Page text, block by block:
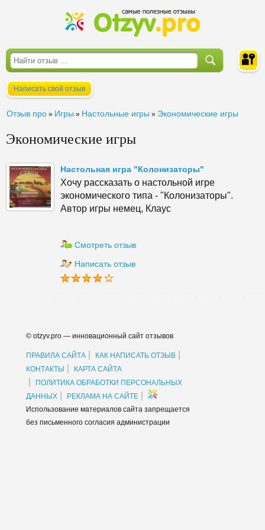
Написать свой отзыв
Отзыв про » Игры » Настольные игры » Экономические игры
Экономические игры
Настольная игра "Колонизаторы"
Хочу рассказать о настольной игре
экономического типа - "Колонизаторы".
Автор игры немец, Клаус
Смотреть отзыв
Написать отзыв
© otzyv.pro — инновационный сайт отзывов
ПРАВИЛА САЙТА КАК НАПИСАТЬ ОТЗЫВ
КОНТАКТЫ КАРТА САЙТА
ПОЛИТИКА ОБРАБОТКИ ПЕРСОНАЛЬНЫХ
ДАННЫХ
РЕКЛАМА НА САЙТЕ
Использование материалов сайта запрещается
без письменного согласия администрации